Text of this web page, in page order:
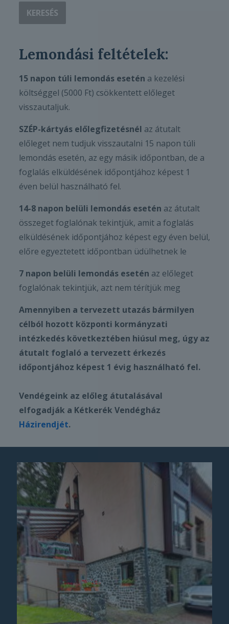
KERESÉS
Lemondási feltételek:
15 napon túli lemondás esetén a kezelési
költséggel (5000 Ft) csökkentett előleget
visszautaljuk.
SZÉP-kártyás előlegfizetésnél az átutalt
előleget nem tudjuk visszautalni 15 napon túli
lemondás esetén, az egy másik időpontban, de a
foglalás elküldésének időpontjához képest 1
éven belül használható fel.
14-8 napon belüli lemondás esetén az átutalt
összeget foglalónak tekintjük, amit a foglalás
elküldésének időpontjához képest egy éven belül,
előre egyeztetett időpontban üdülhetnek le
7 napon belüli lemondás esetén az előleget
foglalónak tekintjük, azt nem térítjük meg
Amennyiben a tervezett utazás bármilyen
célból hozott központi kormányzati
intézkedés következtében hiúsul meg, úgy az
átutalt foglaló a tervezett érkezés
időpontjához képest 1 évig használható fel.
Vendégeink az előleg átutalásával
elfogadják a Kétkerék Vendégház
Házirendjét.